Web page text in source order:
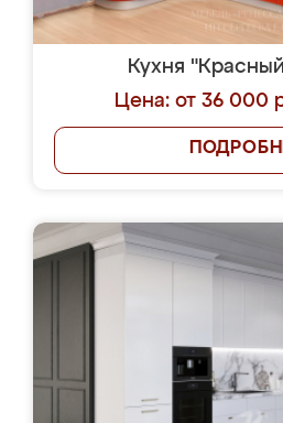
Кухня
Цена: от 36 000